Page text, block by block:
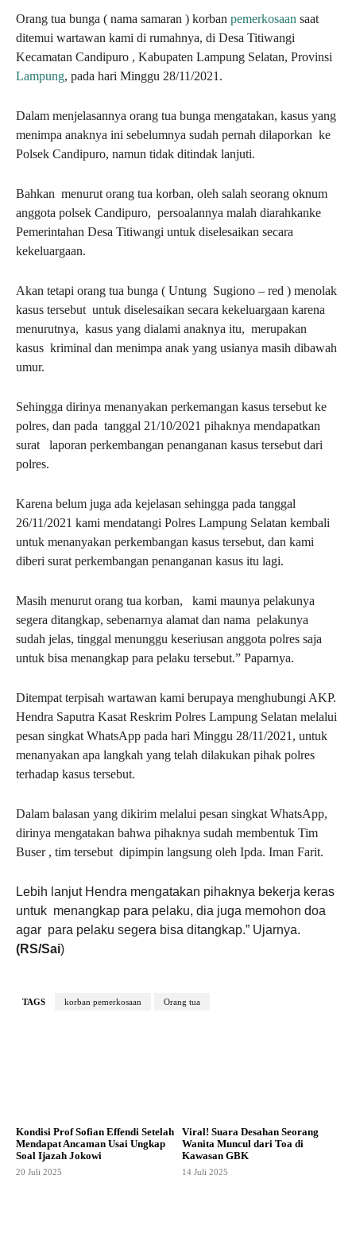
Orang tua bunga ( nama samaran ) korban pemerkosaan saat
ditemui wartawan kami di rumahnya, di Desa Titiwangi
Kecamatan Candipuro , Kabupaten Lampung Selatan, Provinsi
Lampung, pada hari Minggu 28/11/2021.
Dalam menjelasannya orang tua bunga mengatakan, kasus yang
menimpa anaknya ini sebelumnya sudah pernah dilaporkan ke
Polsek Candipuro, namun tidak ditindak lanjuti.
Bahkan menurut orang tua korban, oleh salah seorang oknum
anggota polsek Candipuro, persoalannya malah diarahkanke
Pemerintahan Desa Titiwangi untuk diselesaikan secara
kekeluargaan.
Akan tetapi orang tua bunga ( Untung Sugiono – red ) menolak
kasus tersebut untuk diselesaikan secara kekeluargaan karena
menurutnya, kasus yang dialami anaknya itu, merupakan
kasus kriminal dan menimpa anak yang usianya masih dibawah
umur.
Sehingga dirinya menanyakan perkemangan kasus tersebut ke
polres, dan pada tanggal 21/10/2021 pihaknya mendapatkan
surat laporan perkembangan penanganan kasus tersebut dari
polres.
Karena belum juga ada kejelasan sehingga pada tanggal
26/11/2021 kami mendatangi Polres Lampung Selatan kembali
untuk menanyakan perkembangan kasus tersebut, dan kami
diberi surat perkembangan penanganan kasus itu lagi.
Masih menurut orang tua korban, kami maunya pelakunya
segera ditangkap, sebenarnya alamat dan nama pelakunya
sudah jelas, tinggal menunggu keseriusan anggota polres saja
untuk bisa menangkap para pelaku tersebut.” Paparnya.
Ditempat terpisah wartawan kami berupaya menghubungi AKP.
Hendra Saputra Kasat Reskrim Polres Lampung Selatan melalui
pesan singkat WhatsApp pada hari Minggu 28/11/2021, untuk
menanyakan apa langkah yang telah dilakukan pihak polres
terhadap kasus tersebut.
Dalam balasan yang dikirim melalui pesan singkat WhatsApp,
dirinya mengatakan bahwa pihaknya sudah membentuk Tim
Buser , tim tersebut dipimpin langsung oleh Ipda. Iman Farit.
Lebih lanjut Hendra mengatakan pihaknya bekerja keras
untuk menangkap para pelaku, dia juga memohon doa
agar para pelaku segera bisa ditangkap.” Ujarnya.
(RS/Sai)
TAGS korban pemerkosaan Orang tua
Kondisi Prof Sofian Effendi Setelah
Mendapat Ancaman Usai Ungkap
Soal Ijazah Jokowi
20 Juli 2025
Viral! Suara Desahan Seorang
Wanita Muncul dari Toa di
Kawasan GBK
14 Juli 2025